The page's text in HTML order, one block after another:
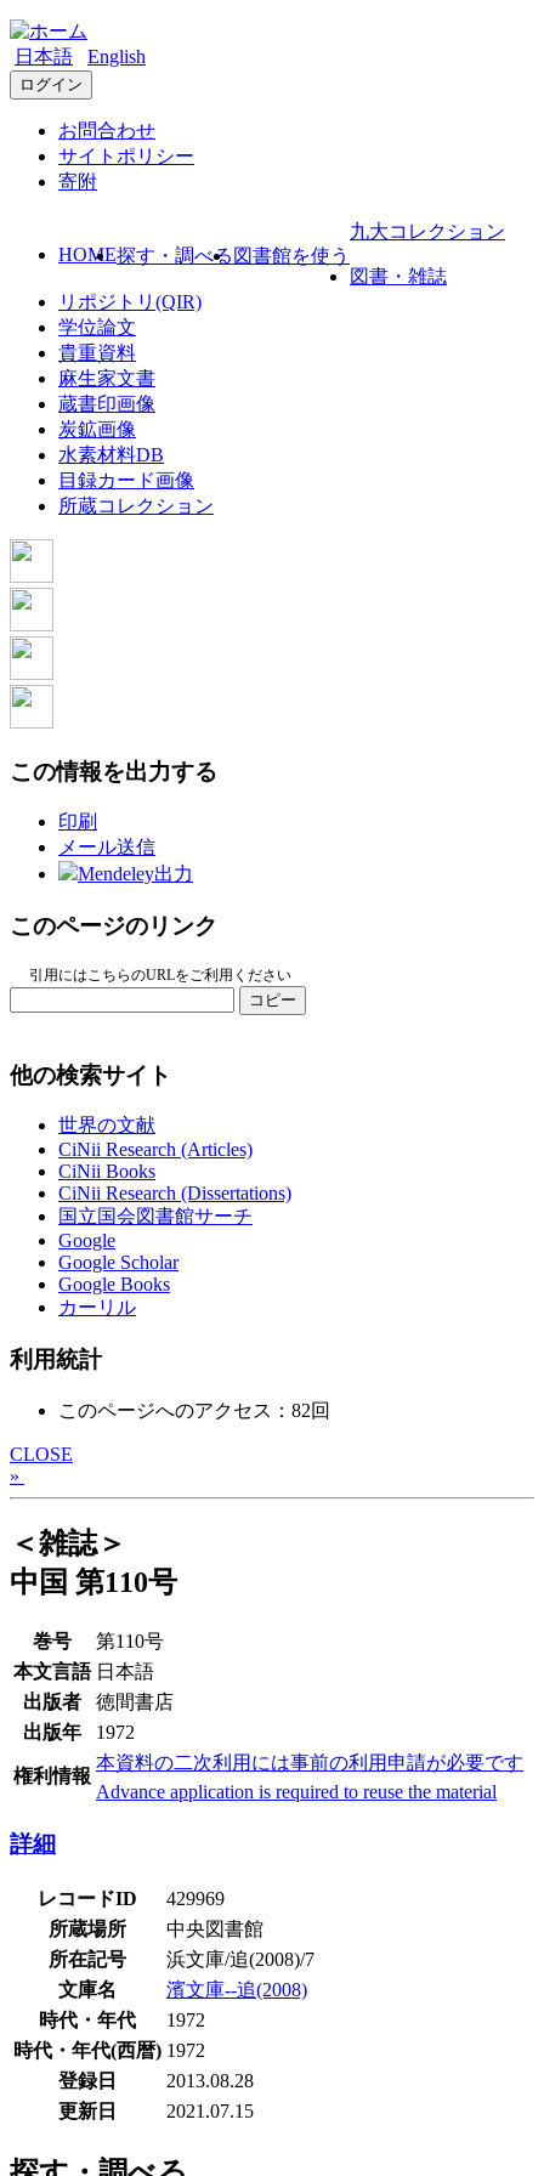
日本語 English
ログイン
お問合わせ
サイトポリシー
寄附
HOME探す・調べる 図書館を使う
九大コレクション
図書・雑誌
リポジトリ(QIR)
学位論文
貴重資料
麻生家文書
蔵書印画像
炭鉱画像
水素材料DB
目録カード画像
所蔵コレクション
この情報を出力する
印刷
メール送信
Mendeley出力
このページのリンク
引用にはこちらのURLをご利用ください
コピー
他の検索サイト
世界の文献
CiNii Research (Articles)
CiNii Books
CiNii Research (Dissertations)
国立国会図書館サーチ
Google
Google Scholar
Google Books
カーリル
利用統計
このページへのアクセス：82回
CLOSE
»
＜雑誌＞
中国 第110号
巻号
第110号
本文言語 日本語
出版者
徳間書店
出版年
1972
権利情報
本資料の二次利用には事前の利用申請が必要です
Advance application is required to reuse the material
詳細
レコードID
429969
所蔵場所
中央図書館
所在記号
浜文庫/追(2008)/7
文庫名
濱文庫--追(2008)
時代・年代
1972
時代・年代(西暦) 1972
登録日
2013.08.28
更新日
2021.07.15